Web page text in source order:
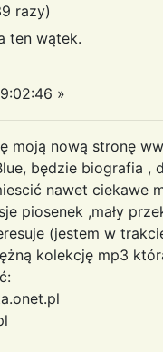
razy)
ten wątek.
»
moją nową stronę
będzie biografia
nawet ciekawe
piosenek ,mały
(jestem w
kolekcję mp3